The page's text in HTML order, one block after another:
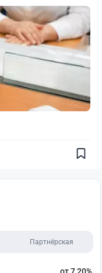
Партнёрская
от 7,20%